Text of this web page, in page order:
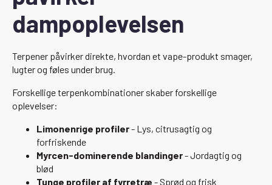
dampoplevelsen
Terpener påvirker direkte, hvordan et vape-produkt smager,
lugter og føles under brug.
Forskellige terpenkombinationer skaber forskellige
oplevelser:
Limonenrige profiler- Lys, citrusagtig og
forfriskende
Myrcen-dominerende blandinger- Jordagtig og
blød
Tunge profiler af fyrretræ - Sprød og frisk